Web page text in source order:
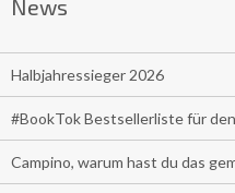
News
Halbjahressieger 2026
#BookTok Bestsellerliste für
Campino, warum hast du das